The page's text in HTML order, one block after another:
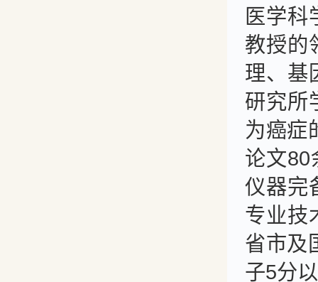
医学科
教授的
理、基
研究所
为癌症
论文80
仪器完
专业技
省市及
子5分